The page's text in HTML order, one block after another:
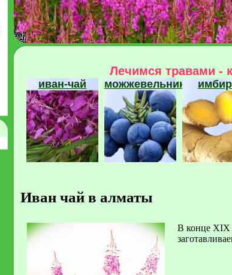
Лечимся травами -
иван-чай можжевельник
Иван чай в алматы
В конце ХІХ